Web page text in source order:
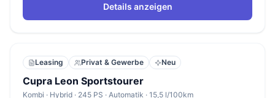
Details anzeigen
Leasing Privat & Gewerbe Neu
Cupra Leon Sportstourer
Kombi · Hybrid · 245 PS · Automatik · 15,5 l/100km